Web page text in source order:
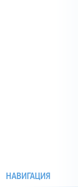
НАВИГАЦИЯ